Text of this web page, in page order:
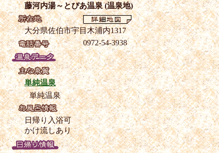
藤河内湯～とぴあ温泉 (温泉地)
大分県佐伯市宇目木浦内1317
0972-54-3938
単純温泉
単純温泉
日帰り入浴可
かけ流しあり